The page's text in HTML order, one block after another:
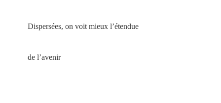
Dispersées, on voit mieux l’étendue
de l’avenir